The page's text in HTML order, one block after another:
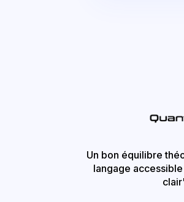
Un bon équilibre
langage